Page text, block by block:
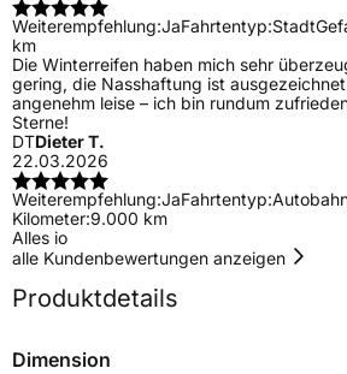
Weiterempfehlung:JaFahrtentyp:Stadt
km
Die Winterreifen haben mich sehr
gering, die Nasshaftung ist
angenehm leise – ich bin rundum
Sterne!
DTDieter T.
22.03.2026
Weiterempfehlung:JaFahrtentyp:
Kilometer:9.000 km
Alles io
alle Kundenbewertungen anzeigen
Produktdetails
Dimension